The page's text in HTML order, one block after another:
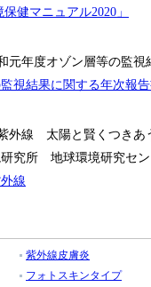
健マニュアル2020」
元年度オゾン層等の監
視結果に関する年次報
外線 太陽と賢くつきあ
究所 地球環境研究セン
線
紫外線皮膚炎
フォトスキンタイプ